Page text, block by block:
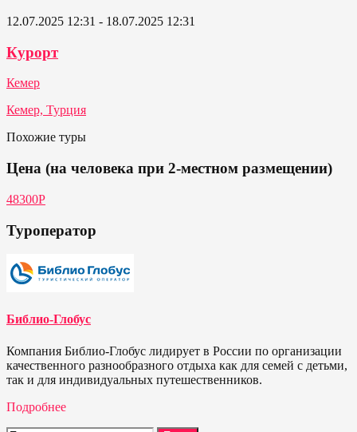
12.07.2025 12:31 - 18.07.2025 12:31
Курорт
Кемер
Кемер, Турция
Похожие туры
Цена (на человека при 2-местном размещении)
48300P
Туроператор
Библио-Глобус
Компания Библио-Глобус лидирует в России по организации
качественного разнообразного отдыха как для семей с детьми,
так и для индивидуальных путешественников.
Подробнее